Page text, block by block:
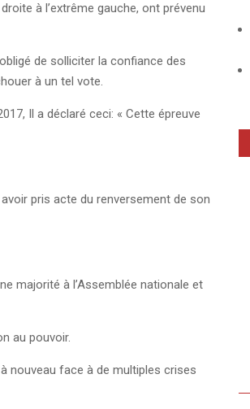
à l’extrême gauche, ont prévenu
de solliciter la confiance des
à un tel vote.
Il a déclaré ceci: « Cette épreuve
pris acte du renversement de son
majorité à l’Assemblée nationale et
au pouvoir.
nouveau face à de multiples crises